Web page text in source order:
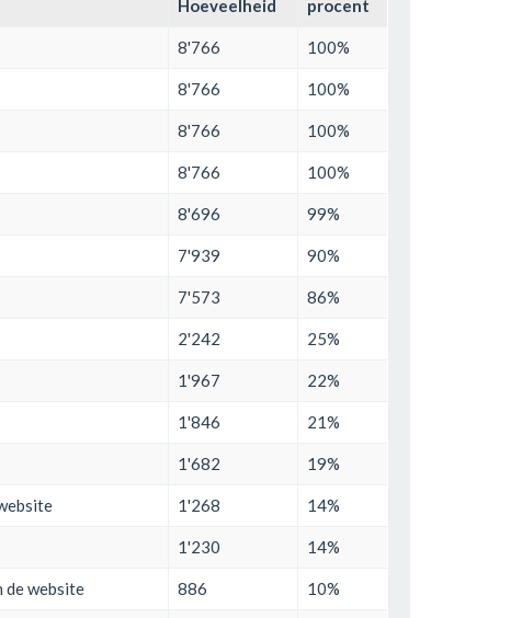
Hoeveelheid procent
8'766 100%
8'766 100%
8'766 100%
8'766 100%
8'696 99%
7'939 90%
7'573 86%
2'242 25%
1'967 22%
1'846 21%
1'682 19%
1'268 14%
1'230 14%
de website 886 10%